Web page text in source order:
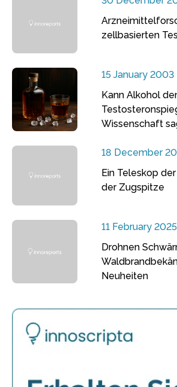
zellbasierten
15 January 2003
Kann Alkohol
Wissenschaft
18 December
Ein Teleskop
der Zugspitze
11 February 2025
Drohnen
Neuheiten